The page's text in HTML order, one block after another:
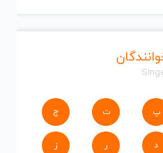
پ ت ج
د ر ز